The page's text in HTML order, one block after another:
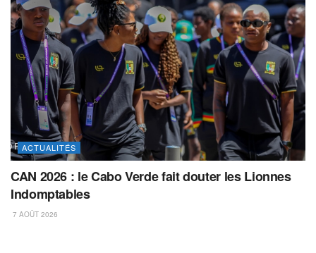
ACTUALITÉS
CAN 2026 : le Cabo Verde fait douter les Lionnes
Indomptables
7 AOÛT 2026